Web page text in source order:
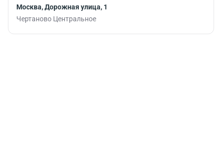
Москва, Дорожная улица, 1
Чертаново Центральное